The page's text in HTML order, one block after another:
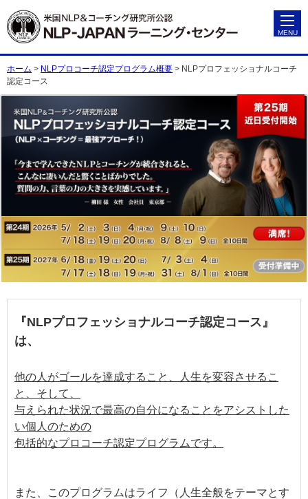
ホーム > NLPプロコーチ認定プログラム概要 > NLPプロフェッショナルコーチ
認定コース
『NLPプロフェッショナルコーチ認定コース』
は、
他の人がゴールを達成すること、人生を変容させるこ
と、そして、
与えられた状況で最高の自分になることをアシストした
い個人のための
包括的なプロコーチ認定プログラムです。
また、このプログラムはライフ（人生全般をテーマとす